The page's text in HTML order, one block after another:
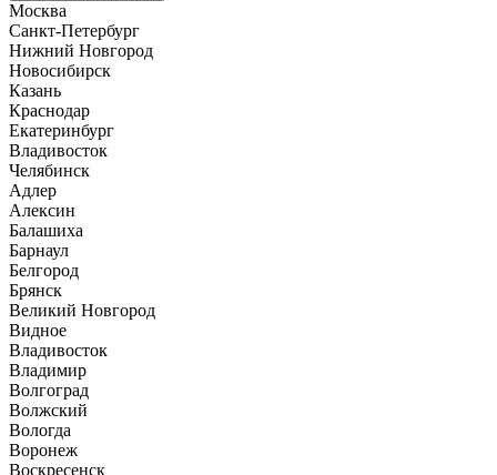
Москва
Санкт-Петербург
Нижний Новгород
Новосибирск
Казань
Краснодар
Екатеринбург
Владивосток
Челябинск
Адлер
Алексин
Балашиха
Барнаул
Белгород
Брянск
Великий Новгород
Видное
Владивосток
Владимир
Волгоград
Волжский
Вологда
Воронеж
Воскресенск